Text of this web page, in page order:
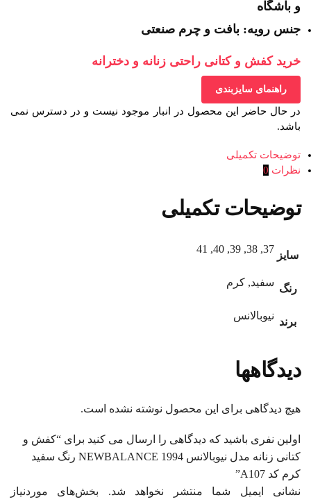
و باشگاه
جنس رویه: بافت و چرم صنعتی
خرید کفش و کتانی راحتی زنانه و دخترانه
راهنمای سایزبندی
در حال حاضر این محصول در انبار موجود نیست و در دسترس نمی
باشد.
توضیحات تکمیلی
نظرات 0
توضیحات تکمیلی
سایز
37, 38, 39, 40, 41
رنگ
سفید, کرم
برند
نیوبالانس
دیدگاهها
هیچ دیدگاهی برای این محصول نوشته نشده است.
اولین نفری باشید که دیدگاهی را ارسال می کنید برای “کفش و
کتانی زنانه مدل نیوبالانس 1994 NEWBALANCE رنگ سفید
کرم کد A107”
نشانی ایمیل شما منتشر نخواهد شد.
بخش‌های موردنیاز